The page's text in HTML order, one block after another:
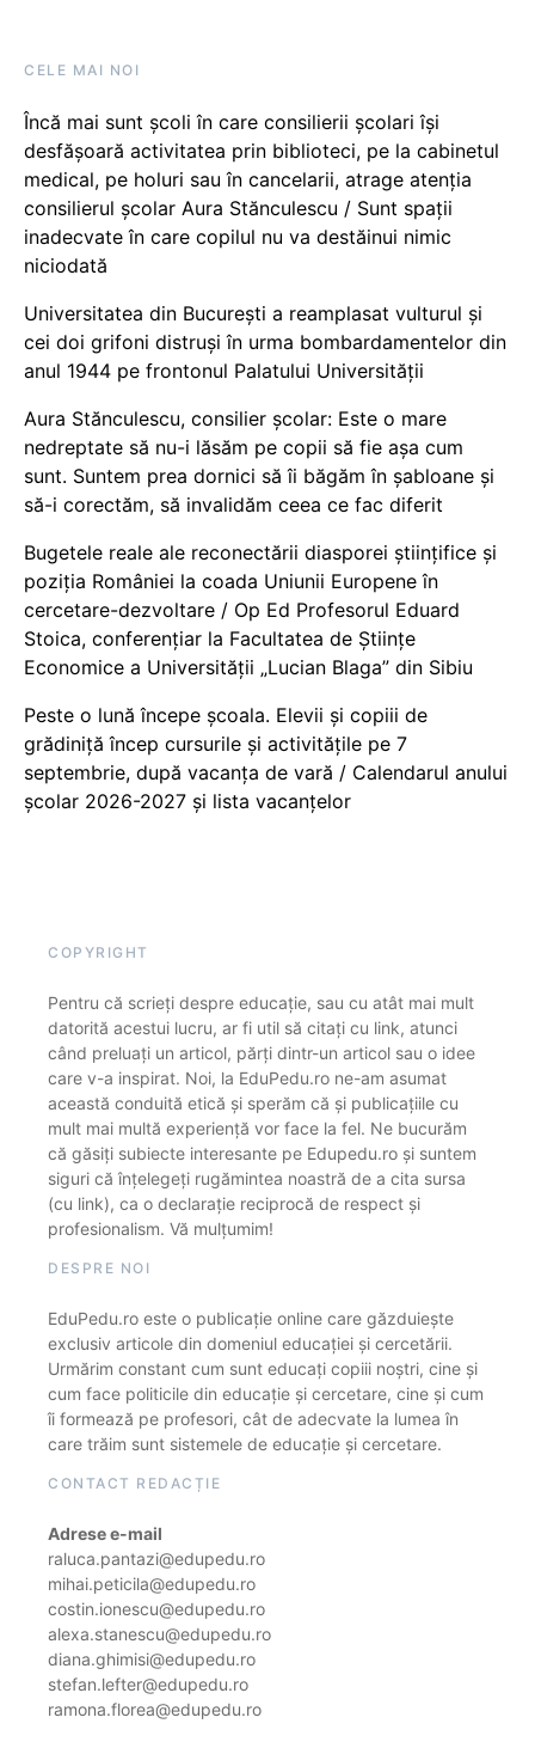
CELE MAI NOI
Încă mai sunt școli în care consilierii școlari își
desfășoară activitatea prin biblioteci, pe la cabinetul
medical, pe holuri sau în cancelarii, atrage atenția
consilierul școlar Aura Stănculescu / Sunt spații
inadecvate în care copilul nu va destăinui nimic
niciodată
Universitatea din București a reamplasat vulturul și
cei doi grifoni distruși în urma bombardamentelor din
anul 1944 pe frontonul Palatului Universității
Aura Stănculescu, consilier școlar: Este o mare
nedreptate să nu-i lăsăm pe copii să fie așa cum
sunt. Suntem prea dornici să îi băgăm în șabloane și
să-i corectăm, să invalidăm ceea ce fac diferit
Bugetele reale ale reconectării diasporei științifice și
poziția României la coada Uniunii Europene în
cercetare-dezvoltare / Op Ed Profesorul Eduard
Stoica, conferențiar la Facultatea de Științe
Economice a Universității „Lucian Blaga” din Sibiu
Peste o lună începe școala. Elevii și copiii de
grădiniță încep cursurile și activitățile pe 7
septembrie, după vacanța de vară / Calendarul anului
școlar 2026-2027 și lista vacanțelor
COPYRIGHT
Pentru că scrieți despre educație, sau cu atât mai mult
datorită acestui lucru, ar fi util să citați cu link, atunci
când preluați un articol, părți dintr-un articol sau o idee
care v-a inspirat. Noi, la EduPedu.ro ne-am asumat
această conduită etică și sperăm că și publicațiile cu
mult mai multă experiență vor face la fel. Ne bucurăm
că găsiți subiecte interesante pe Edupedu.ro și suntem
siguri că înțelegeți rugămintea noastră de a cita sursa
(cu link), ca o declarație reciprocă de respect și
profesionalism. Vă mulțumim!
DESPRE NOI
EduPedu.ro este o publicație online care găzduiește
exclusiv articole din domeniul educației și cercetării.
Urmărim constant cum sunt educați copiii noștri, cine și
cum face politicile din educație și cercetare, cine și cum
îi formează pe profesori, cât de adecvate la lumea în
care trăim sunt sistemele de educație și cercetare.
CONTACT REDACȚIE
Adrese e-mail
raluca.pantazi@edupedu.ro
mihai.peticila@edupedu.ro
costin.ionescu@edupedu.ro
alexa.stanescu@edupedu.ro
diana.ghimisi@edupedu.ro
stefan.lefter@edupedu.ro
ramona.florea@edupedu.ro